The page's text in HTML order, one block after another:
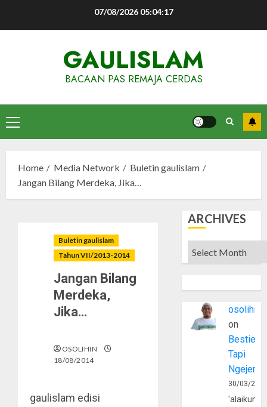
07/08/2026 05:04:18
GAULISLAM
BACAAN PAS REMAJA CERDAS
Primary
Menu
Home Media Network
Buletin gaulislam
Jangan Bilang Merdeka, Jika…
Buletin gaulislam
Tahun VII/2013-2014
Jangan Bilang
Merdeka,
Jika…
OSOLIHIN
18/08/2014
gaulislam edisi
ARCHIVES
Archives
osolihin
on
Bestie
Tapi
30/03/